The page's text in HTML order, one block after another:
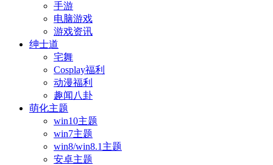
手游
电脑游戏
游戏资讯
绅士道
宅舞
Cosplay福利
动漫福利
趣闻八卦
萌化主题
win10主题
win7主题
win8/win8.1主题
安卓主题